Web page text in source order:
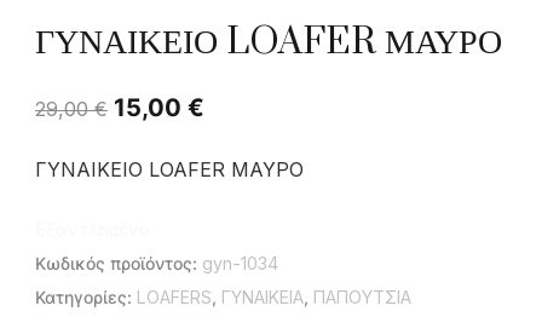
ΓΥΝΑΙΚΕΙΟ LOAFER ΜΑΥΡΟ
29,00€ 15,00 €
ΓΥΝΑΙΚΕΙΟ LOAFER ΜΑΥΡΟ
Κωδικός προϊόντος: gyn-1034
Κατηγορίες: LOAFERS, ΓΥΝΑΙΚΕΙΑ, ΠΑΠΟΥΤΣΙΑ